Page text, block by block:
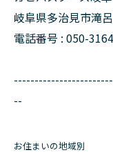
岐阜県多治見市滝
電話番号 : 050-
--
お住まいの地域別